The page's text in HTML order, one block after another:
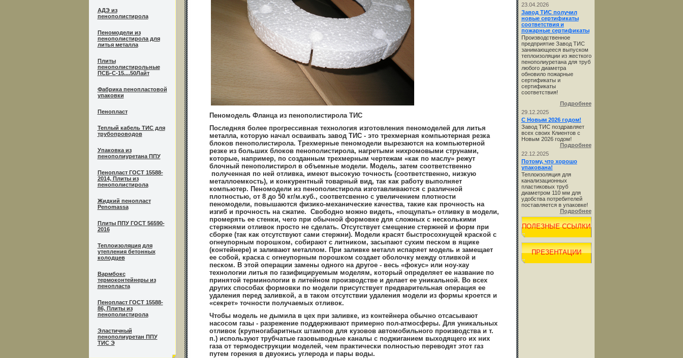
АДЭ из
пенополистирола
Пеномодели из
пенополистирола для
литья металла
Плиты
пенополистирольные
ПСБ-С-15....50Лайт
Фабрика пенопластовой
упаковки
Пенопласт
Теплый кабель ТИС для
трубопроводов
Упаковка из
пенополиуретана ППУ
Пенопласт ГОСТ 15588-
2014, Плиты из
пенополистирола
Жидкий пенопласт
Penomassa
Плиты ППУ ГОСТ 56590-
2016
Теплоизоляция для
утепления бетонных
колодцев
Вармбокс
термоконтейнеры из
пенопласта
Пенопласт ГОСТ 15588-
86, Плиты из
пенополистирола
Эластичный
пенополиуретан ППУ
ТИС Э
Пеномодель Фланца из пенополистирола ТИС
Последняя более прогрессивная технология изготовления пеномоделей для литья
металла, которую начал осваивать завод ТИС - это трехмерная компьютерная резка
блоков пенополистирола. Трехмерные пеномодели вырезаются на компьютерной
резке из больших блоков пенополистирола, нагретыми нихромовыми струнами,
которые, например, по созданным трехмерным чертежам «как по маслу» режут
блочный пенополистирол в объемные модели. Модель, затем соответственно
полученная по ней отливка, имеют высокую точность (соответственно, низкую
металлоемкость), и конкурентный товарный вид, так как работу выполняет
компьютер. Пеномодели из пенополистирола изготавливаются с различной
плотностью, от 8 до 50 кг/м.куб., соответсвенно с увеличением плотности
пеномодели, повышаются физико-механические качества, такие как прочность на
изгиб и прочность на сжатие. Свободно можно видеть, «пощупать» отливку в модели,
промерять ее стенки, чего при обычной формовке для сложных с несколькими
стержнями отливок просто не сделать. Отсутствует смещение стержней и форм при
сборке (так как отсутствуют сами стержни). Модели красят быстросохнущей краской с
огнеупорным порошком, собирают с литником, засыпают сухим песком в ящике
(контейнере) и заливают металлом. При заливке металл испаряет модель и замещает
ее собой, краска с огнеупорным порошком создает оболочку между отливкой и
песком. В этой операции замены одного на другое - весь «фокус» или ноу-хау
технологии литья по газифицируемым моделям, который определяет ее название по
принятой терминологии в литейном производстве и делает ее уникальной. Во всех
других способах формовки по модели присутствует предварительная операция ее
удаления перед заливкой, а в таком отсутствии удаления модели из формы кроется и
«секрет» точности получаемых отливок.
Чтобы модель не дымила в цех при заливке, из контейнера обычно отсасывают
насосом газы - разрежение поддерживают примерно пол-атмосферы. Для уникальных
отливок (крупногабаритных штампов для кузовов автомобильного производства и т.
п.) используют трубчатые газовыводные каналы с поджиганием выходящего их них
газа от термодеструкции моделей, чем практически полностью переводят этот газ
путем горения в двуокись углерода и пары воды.
23.04.2026
Завод ТИС получил
новые сертификаты
соответствия и
пожарные сертификаты
Производственное
предприятие Завод ТИС
занимающееся выпуском
теплоизоляции из жесткого
пенополиуретана для труб
любого диаметра
обновило пожарные
сертификаты и
сертификаты
соответствия!
Подробнее
29.12.2025
С Новым 2026 годом!
Завод ТИС поздравляет
всех своих Клиентов с
Новым 2026 годом!
Подробнее
22.12.2025
Потому, что хорошо
упакована!
Теплоизоляция для
канализационных
пластиковых труб
диаметром 110 мм для
удобства потребителей
поставляется в упаковке!
Подробнее
ПОЛЕЗНЫЕ ССЫЛКИ
ПРЕЗЕНТАЦИИ